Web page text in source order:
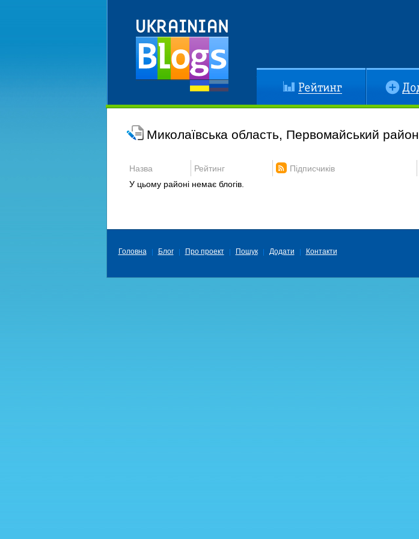
Рейтинг Додати
Миколаївська область, Первомайський район
Назва Рейтинг Підписчиків
У цьому районі немає блогів.
Головна Блог Про проект Пошук Додати Контакти